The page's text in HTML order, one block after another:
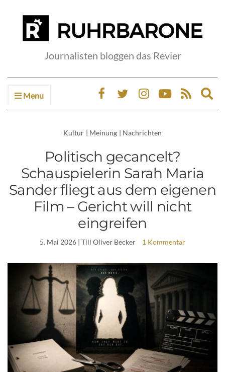
Journalisten bloggen das Revier
Menu
Kultur | Meinung | Nachrichten
Politisch gecancelt?
Schauspielerin Sarah Maria
Sander fliegt aus dem eigenen
Film – Gericht will nicht
eingreifen
5. Mai 2026 | Till Oliver Becker 1 Kommentar